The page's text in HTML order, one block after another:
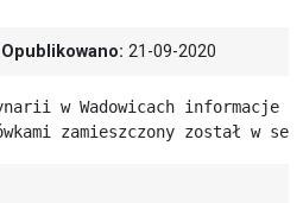
Opublikowano: 21-09-2020
w Wadowicach
zamieszczony został w